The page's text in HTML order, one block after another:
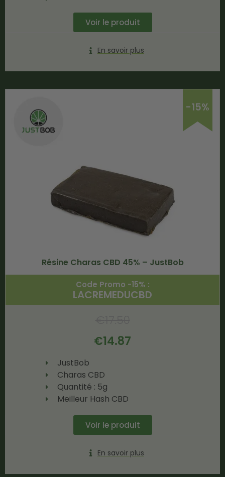
Voir le produit
En savoir plus
-15%
Résine Charas CBD 45% – JustBob
Code Promo -15% :
LACREMEDUCBD
€14.87
JustBob
Charas CBD
Quantité : 5g
Meilleur Hash CBD
Voir le produit
En savoir plus